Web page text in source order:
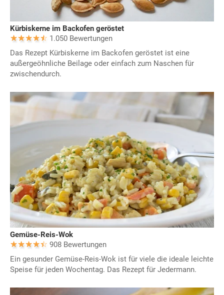
Kürbiskerne im Backofen geröstet
1.050 Bewertungen
Das Rezept Kürbiskerne im Backofen geröstet ist eine
außergeöhnliche Beilage oder einfach zum Naschen für
zwischendurch.
Gemüse-Reis-Wok
908 Bewertungen
Ein gesunder Gemüse-Reis-Wok ist für viele die ideale leichte
Speise für jeden Wochentag. Das Rezept für Jedermann.